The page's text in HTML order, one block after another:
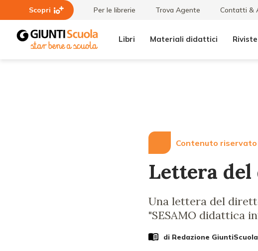
Scopri Per le librerie Trova Agente Contatti &
Libri Materiali didattici Riviste
Contenuto
Lettera
Una lettera del
"SESAMO didattica
di Redazione GiuntiScuola